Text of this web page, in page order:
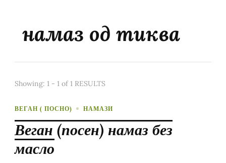
намаз од тиква
Showing: 1 - 1 of 1 RESULTS
ВЕГАН ( ПОСНО) НАМАЗИ
Веган (посен) намаз без
масло